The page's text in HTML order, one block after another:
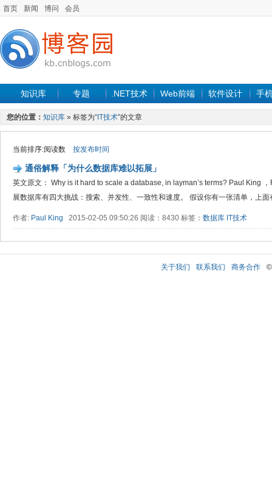
首页 新闻 博问 会员
知识库 专题 .NET技术 Web前端 软件设计 手
您的位置： 知识库 » 标签为“ IT技术”的文章
当前排序:阅读数 按发布时间
通俗解释「为什么数据库难以拓展」
英文原文： Why is it hard to scale a database, in layman’s terms? Paul King
展数据库有四大挑战：搜索、并发性、一致性和速度。 假设你有一张清单，上
作者: Paul King 2015-02-05 09:50:26 阅读：8430 标签： 数据库 IT技术
关于我们 联系我们 商务合作